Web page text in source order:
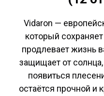
Vidaron —
который
продлевает жизнь
защищает от
появиться
остаётся прочной и